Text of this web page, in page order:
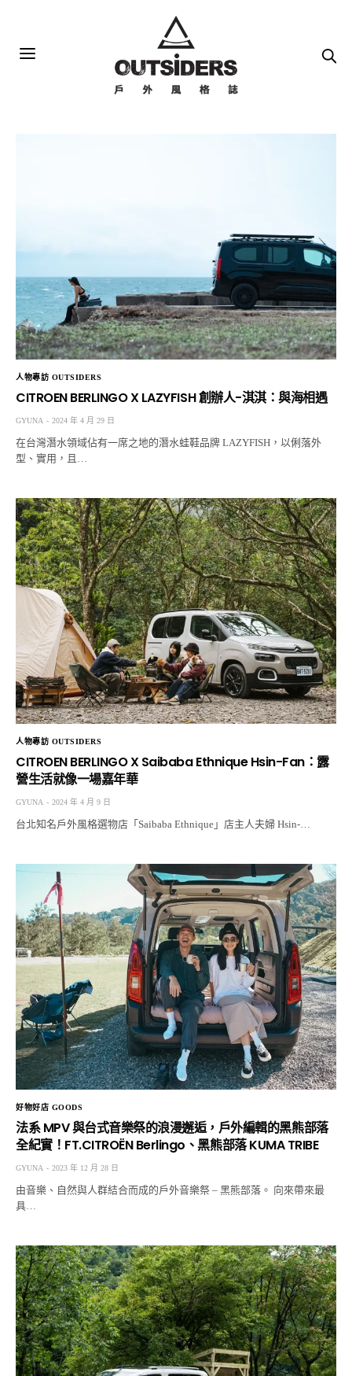
人物專訪 OUTSIDERS
CITROEN BERLINGO X LAZYFISH 創辦人-淇淇：與海相遇
GYUNA 2024 年 4 月 29 日
在台灣潛水領域佔有一席之地的潛水蛙鞋品牌 LAZYFISH，以俐落外
型、實用，且…
人物專訪 OUTSIDERS
CITROEN BERLINGO X Saibaba Ethnique Hsin-Fan：露
營生活就像一場嘉年華
GYUNA 2024 年 4 月 9 日
台北知名戶外風格選物店「Saibaba Ethnique」店主人夫婦 Hsin-…
好物好店 GOODS
法系 MPV 與台式音樂祭的浪漫邂逅，戶外編輯的黑熊部落
全紀實！FT.CITROËN Berlingo、黑熊部落 KUMA TRIBE
GYUNA 2023 年 12 月 28 日
由音樂、自然與人群結合而成的戶外音樂祭 – 黑熊部落。 向來帶來最
具…